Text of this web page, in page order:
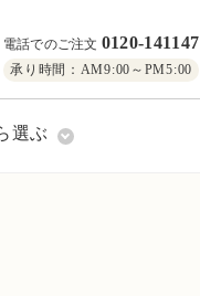
電話でのご注文 0120-141147
承り時間：AM9:00～PM5:00
選ぶ